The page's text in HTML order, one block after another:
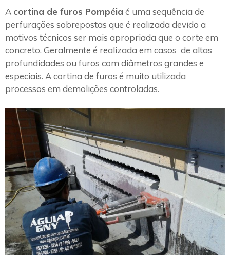
A cortina de furos Pompéia é uma sequência de
perfurações sobrepostas que é realizada devido a
motivos técnicos ser mais apropriada que o corte em
concreto. Geralmente é realizada em casos de altas
profundidades ou furos com diâmetros grandes e
especiais. A cortina de furos é muito utilizada
processos em demolições controladas.